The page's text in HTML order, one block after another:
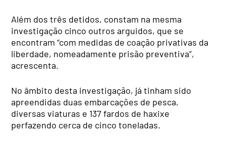
Além dos três detidos, constam na mesma
investigação cinco outros arguidos, que se
encontram “com medidas de coação privativas da
liberdade, nomeadamente prisão preventiva”,
acrescenta.
No âmbito desta investigação, já tinham sido
apreendidas duas embarcações de pesca,
diversas viaturas e 137 fardos de haxixe
perfazendo cerca de cinco toneladas.